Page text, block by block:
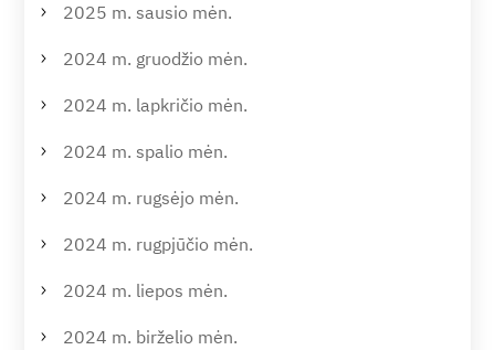
2025 m. sausio mėn.
2024 m. gruodžio mėn.
2024 m. lapkričio mėn.
2024 m. spalio mėn.
2024 m. rugsėjo mėn.
2024 m. rugpjūčio mėn.
2024 m. liepos mėn.
2024 m. birželio mėn.